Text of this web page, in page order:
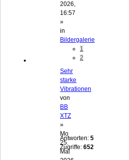
2026,
16:57
»
in
Bildergalerie
1
2
Sehr
starke
Vibrationen
von
BB
XTZ
»
Mo
25.
Mai
Antworten: 5
Zugriffe: 652